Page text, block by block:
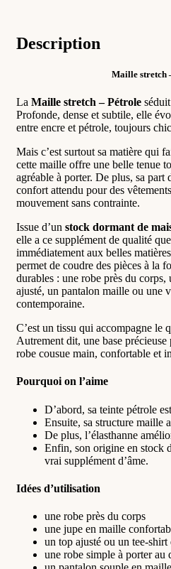
Description
Maille stretch
La Maille stretch – Pétrole
Profonde, dense et subtile, elle
entre encre et pétrole, toujours
Mais c’est surtout sa matière qui
cette maille offre une belle tenue
agréable à porter. De plus, sa part
confort attendu pour des
mouvement sans contrainte.
Issue d’un stock dormant de
elle a ce supplément de qualité
immédiatement aux belles
permet de coudre des pièces à la
durables : une robe près du
ajusté, un pantalon maille ou une
contemporaine.
C’est un tissu qui accompagne le
Autrement dit, une base
robe cousue main, confortable et
Pourquoi on l’aime
D’abord, sa teinte pétrole
Ensuite, sa structure maille
De plus, l’élasthanne
Enfin, son origine en stock
vrai supplément d’âme.
Idées d’utilisation
une robe près du corps
une jupe en maille
un top ajusté ou un tee-shirt
une robe simple à porter au